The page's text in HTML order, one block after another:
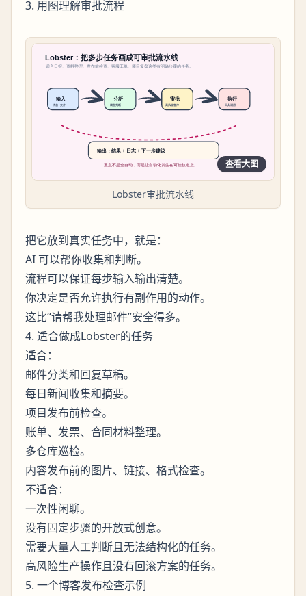
3. 用图理解审批流程
查看大图
Lobster审批流水线
把它放到真实任务中，就是：
AI 可以帮你收集和判断。
流程可以保证每步输入输出清楚。
你决定是否允许执行有副作用的动作。
这比“请帮我处理邮件”安全得多。
4. 适合做成Lobster的任务
适合：
邮件分类和回复草稿。
每日新闻收集和摘要。
项目发布前检查。
账单、发票、合同材料整理。
多仓库巡检。
内容发布前的图片、链接、格式检查。
不适合：
一次性闲聊。
没有固定步骤的开放式创意。
需要大量人工判断且无法结构化的任务。
高风险生产操作且没有回滚方案的任务。
5. 一个博客发布检查示例